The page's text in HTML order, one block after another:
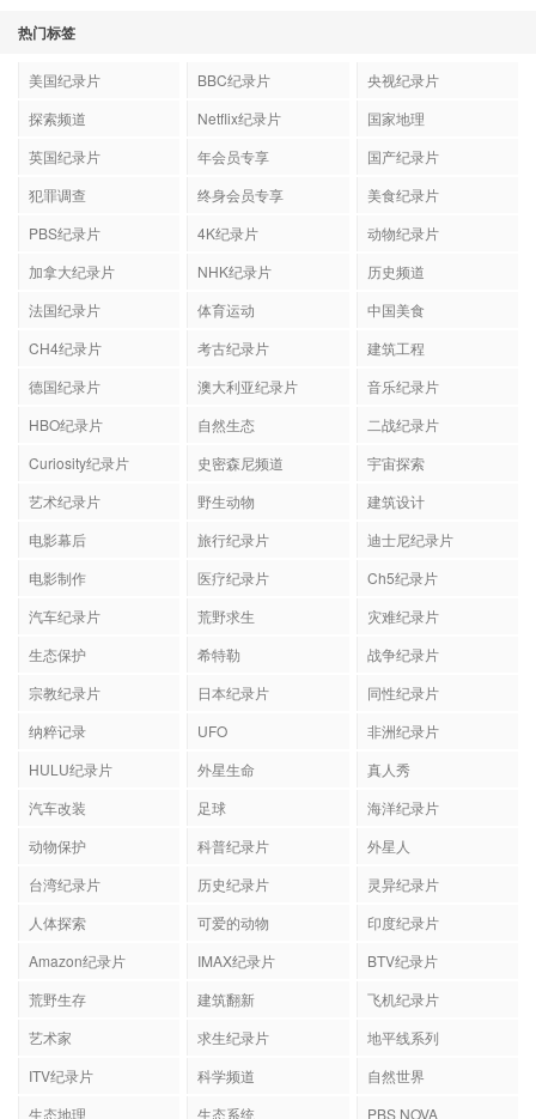
热门标签
美国纪录片 BBC纪录片
央视纪录片
探索频道
Netflix纪录片
国家地理
英国纪录片
年会员专享
国产纪录片
犯罪调查
终身会员专享
美食纪录片
PBS纪录片
4K纪录片
动物纪录片
加拿大纪录片
NHK纪录片
历史频道
法国纪录片
体育运动
中国美食
CH4纪录片
考古纪录片
建筑工程
德国纪录片
澳大利亚纪录片
音乐纪录片
HBO纪录片
自然生态
二战纪录片
Curiosity纪录片
史密森尼频道
宇宙探索
艺术纪录片
野生动物
建筑设计
电影幕后
旅行纪录片
迪士尼纪录片
电影制作
医疗纪录片
Ch5纪录片
汽车纪录片
荒野求生
灾难纪录片
生态保护
希特勒
战争纪录片
宗教纪录片
日本纪录片
同性纪录片
纳粹记录
UFO
非洲纪录片
HULU纪录片
外星生命
真人秀
汽车改装
足球
海洋纪录片
动物保护
科普纪录片
外星人
台湾纪录片
历史纪录片
灵异纪录片
人体探索
可爱的动物
印度纪录片
Amazon纪录片
IMAX纪录片
BTV纪录片
荒野生存
建筑翻新
飞机纪录片
艺术家
求生纪录片
地平线系列
ITV纪录片
科学频道
自然世界
生态地理
生态系统
PBS NOVA